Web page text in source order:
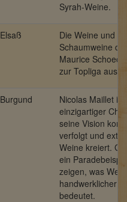
Syrah-Weine.
Elsaß
Die Weine und
Schaumweine
Maurice
zur Topliga aus
Burgund
Nicolas Maillet ist
einzigartiger
seine Vision
verfolgt und
Weine kreiert.
ein
zeigen, was
handwerklicher
bedeutet.